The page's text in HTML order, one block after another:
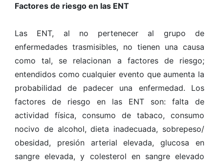
Factores de riesgo en las ENT
Las ENT, al no pertenecer al grupo de
enfermedades trasmisibles, no tienen una causa
como tal, se relacionan a factores de riesgo;
entendidos como cualquier evento que aumenta la
probabilidad de padecer una enfermedad. Los
factores de riesgo en las ENT son: falta de
actividad física, consumo de tabaco, consumo
nocivo de alcohol, dieta inadecuada, sobrepeso/
obesidad, presión arterial elevada, glucosa en
sangre elevada, y colesterol en sangre elevado